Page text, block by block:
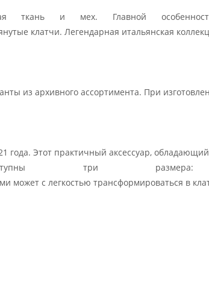
ткань и мех. Главной
клатчи. Легендарная итальянская
из архивного ассортимента. При
Этот практичный аксессуар,
три
может с легкостью трансформироваться в